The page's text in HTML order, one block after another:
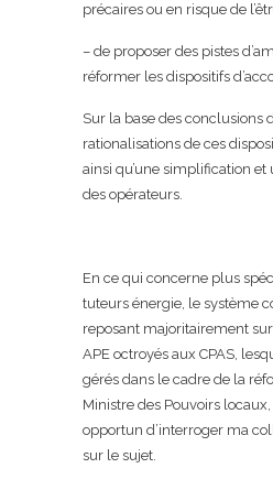
précaires ou en risque de
– de proposer des pistes
réformer les dispositifs
Sur la base des conclusions
rationalisations de ces
ainsi qu’une simplification et
des opérateurs.
En ce qui concerne plus
tuteurs énergie, le système
reposant majoritairement sur
APE octroyés aux CPAS,
gérés dans le cadre de la
Ministre des Pouvoirs
opportun d’interroger ma
sur le sujet.